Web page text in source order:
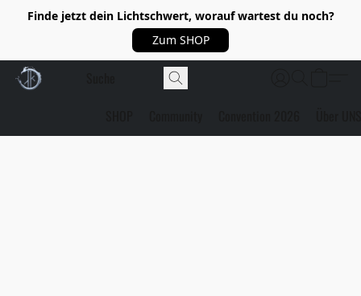
Finde jetzt dein Lichtschwert, worauf wartest du noch?
Zum SHOP